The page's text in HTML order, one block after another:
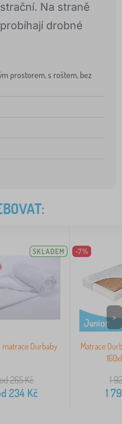
Na straně
drobné
prostorem, s roštem, bez
SKLADEM
matrace Ourbaby
od 265Kč
234Kč
-7%
Matrace
1
1
>